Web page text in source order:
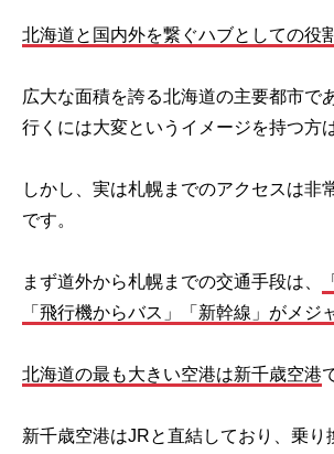
北海道と国内外を繋ぐハブとしての役
広大な面積を誇る北海道の主要都市で
行くには大変というイメージを持つ方
しかし、実は札幌までのアクセスは非
です。
まず道外から札幌までの交通手段は、
「飛行機からバス」「新幹線」がメジ
北海道の最も大きい空港は新千歳空港
新千歳空港はJRと直結しており、乗り